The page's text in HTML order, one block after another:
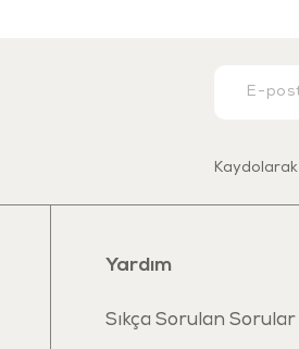
Kaydolarak
Yardım
Sıkça Sorulan Sorular